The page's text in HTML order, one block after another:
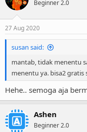
i
s
:
Beginner 2.0
27 Aug 2020
susan said:
mantab, tidak menentu
menentu ya. bisa2 gratis
Hehe.. semoga aja
Ashen
Beginner 2.0